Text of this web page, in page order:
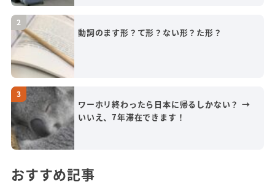
動詞のます形？て形？ない形？た形？
ワーホリ終わったら日本に帰るしかない？ →
いいえ、7年滞在できます！
おすすめ記事